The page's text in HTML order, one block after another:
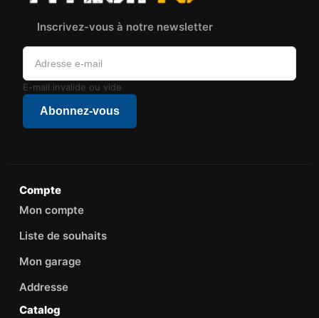
Inscrivez-vous à notre newsletter
E-mail invalide ou vide
Abonnez-vous
Compte
Mon compte
Liste de souhaits
Mon garage
Addresse
Catalog